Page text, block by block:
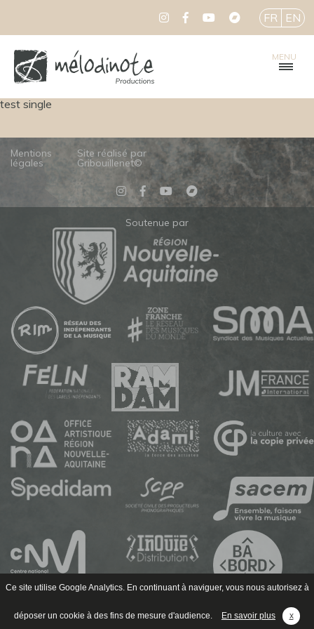
Ce site utilise Google Analytics. En continuant à naviguer, vous nous autorisez à
déposer un cookie à des fins de mesure d'audience. En savoir plus x
MENU
FR EN
test single
Mentions
légales
Site réalisé par
Gribouillenet©
Soutenue par